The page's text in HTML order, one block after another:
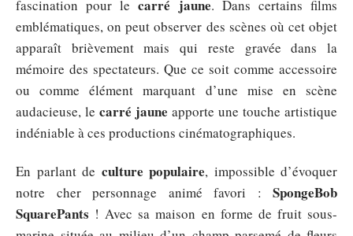
fascination pour lecarré jaune. Dans certains films
emblématiques, on peut observer des scènes où cet objet
apparaît brièvement mais qui reste gravée dans la
mémoire des spectateurs. Que ce soit comme accessoire
ou comme élément marquant d’une mise en scène
audacieuse, le carré jaune apporte une touche artistique
indéniable à ces productions cinématographiques.
En parlant de culture populaire, impossible d’évoquer
notre cher personnage animé favori : SpongeBob
SquarePants ! Avec sa maison en forme de fruit sous-